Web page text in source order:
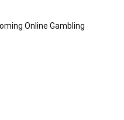
Online Gambling